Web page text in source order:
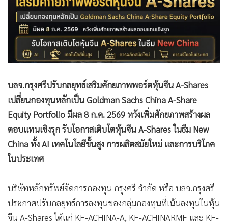
บลจ.กรุงศรีปรับกลยุทธ์เสริมศักยภาพพอร์ตหุ้นจีน A-Shares
เปลี่ยนกองทุนหลักเป็น Goldman Sachs China A-Share
Equity Portfolio มีผล 8 ก.ค. 2569 หวังเพิ่มศักยภาพสร้างผล
ตอบแทนเชิงรุก รับโอกาสเติบโตหุ้นจีน A-Shares ในธีม New
China ทั้ง AI เทคโนโลยีขั้นสูง การผลิตสมัยใหม่ และการบริโภค
ในประเทศ
บริษัทหลักทรัพย์จัดการกองทุน กรุงศรี จำกัด หรือ บลจ.กรุงศรี
ประกาศปรับกลยุทธ์การลงทุนของกลุ่มกองทุนที่เน้นลงทุนในหุ้น
จีน A-Shares ได้แก่ KF-ACHINA-A, KF-ACHINARMF และ KF-